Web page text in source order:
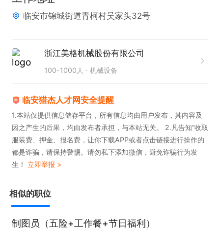
到动态展示的转化工作。
3.工作时间：长白班，工作压力小，为您提供舒适的
4.公司待遇从优，缴纳五险，管理规范，工作环境良
好。
临安市锦城街道青柯村吴家头32号
浙江美格机械股份有限公司
100-1000人 机械设备
临安猎杰人才网安全提醒
1.本站仅提供信息储存平台，所有信息均由用户发布，其内容及
因之产生的后果，均由发布者承担，与本站无关。 2.凡告知“收取
服装费、押金、报名费，让你下载APP或者点击链接进行操作的
都是诈骗，请保持警惕。请勿私下添加微信，避免诈骗行为发
生！ 立即举报 >
相似的职位
制图员（五险+工作餐+节日福利）